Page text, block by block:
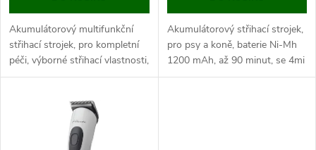
k
t
u
k
t
Akumulátorový multifunkční
střihací strojek, pro kompletní
péči, výborné střihací vlastnosti,
se 4mi nástavci, šířka střihu
zajistit kompletní péči...
Akumulátorový střihací strojek,
pro psy a koně, baterie Ni-Mh
1200 mAh, až 90 minut, se 4mi
nástavci, šířka střihu 38 mm.